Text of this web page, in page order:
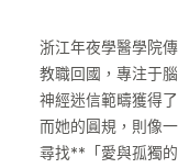
浙江年夜學醫學院
教職回國，專注于
神經迷信範疇獲得
而她的圓規，則像
尋找**「愛與孤獨